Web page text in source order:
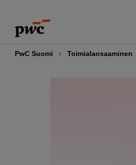
content
footer
PwC Suomi Toimialaosaaminen